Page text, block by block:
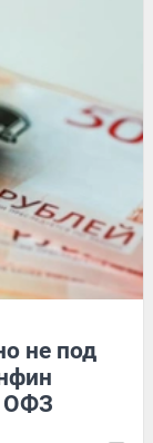
не под
ОФЗ